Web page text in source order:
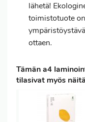
lähetä!
toimistotuote
ottaen.
Tämän a4
tilasivat myös näitä